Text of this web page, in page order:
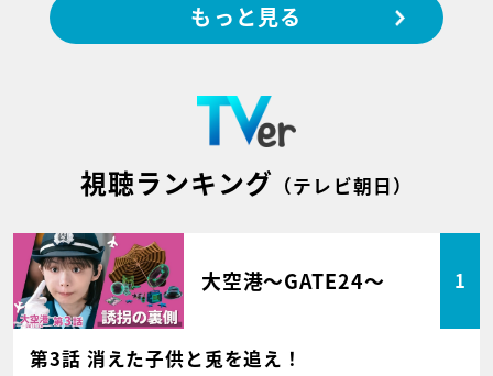
もっと見る
視聴ランキング （テレビ朝日）
大空港～GATE24～ 1
第3話 消えた子供と兎を追え！